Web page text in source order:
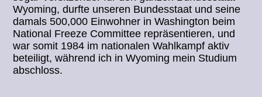
Wyoming, durfte unseren Bundesstaat und seine
damals 500,000 Einwohner in Washington beim
National Freeze Committee repräsentieren, und
war somit 1984 im nationalen Wahlkampf aktiv
beteiligt, während ich in Wyoming mein Studium
abschloss.